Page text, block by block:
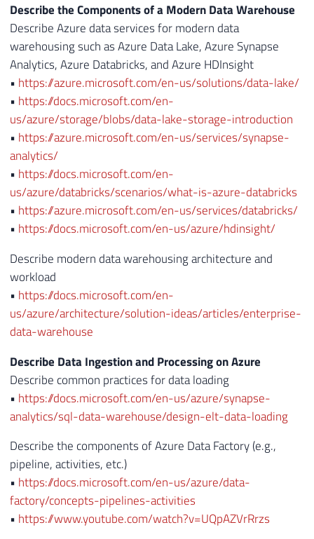
Describe the Components of a Modern Data Warehouse
Describe Azure data services for modern data
warehousing such as Azure Data Lake, Azure Synapse
Analytics, Azure Databricks, and Azure HDInsight
• https://azure.microsoft.com/en-us/solutions/data-lake/
• https://docs.microsoft.com/en-
us/azure/storage/blobs/data-lake-storage-introduction
• https://azure.microsoft.com/en-us/services/synapse-
analytics/
• https://docs.microsoft.com/en-
us/azure/databricks/scenarios/what-is-azure-databricks
• https://azure.microsoft.com/en-us/services/databricks/
• https://docs.microsoft.com/en-us/azure/hdinsight/
Describe modern data warehousing architecture and
workload
• https://docs.microsoft.com/en-
us/azure/architecture/solution-ideas/articles/enterprise-
data-warehouse
Describe Data Ingestion and Processing on Azure
Describe common practices for data loading
• https://docs.microsoft.com/en-us/azure/synapse-
analytics/sql-data-warehouse/design-elt-data-loading
Describe the components of Azure Data Factory (e.g.,
pipeline, activities, etc.)
• https://docs.microsoft.com/en-us/azure/data-
factory/concepts-pipelines-activities
• https://www.youtube.com/watch?v=UQpAZVrRrzs